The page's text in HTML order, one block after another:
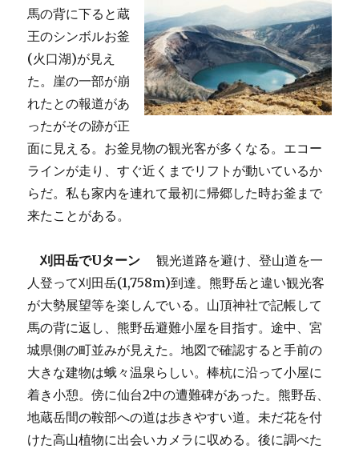
馬の背に下ると蔵
王のシンボルお釜
(火口湖)が見え
た。崖の一部が崩
れたとの報道があ
ったがその跡が正
面に見える。お釜見物の観光客が多くなる。エコー
ラインが走り、すぐ近くまでリフトが動いているか
らだ。私も家内を連れて最初に帰郷した時お釜まで
来たことがある。
刈田岳でUターン 観光道路を避け、登山道を一
人登って刈田岳(1,758m)到達。熊野岳と違い観光客
が大勢展望等を楽しんでいる。山頂神社で記帳して
馬の背に返し、熊野岳避難小屋を目指す。途中、宮
城県側の町並みが見えた。地図で確認すると手前の
大きな建物は蛾々温泉らしい。棒杭に沿って小屋に
着き小憩。傍に仙台2中の遭難碑があった。熊野岳、
地蔵岳間の鞍部への道は歩きやすい道。未だ花を付
けた高山植物に出会いカメラに収める。後に調べた